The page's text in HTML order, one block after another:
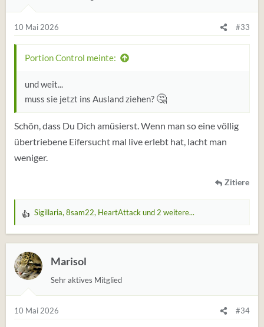
e
n
10 Mai 2026 #33
Portion Control meinte:
und weit...
muss sie jetzt ins Ausland ziehen? 🤔
Schön, dass Du Dich amüsierst. Wenn man so eine völlig
übertriebene Eifersucht mal live erlebt hat, lacht man
weniger.
Zitiere
W
r
t
u
n
e
n
Sigillaria, 8sam22, HeartAttackund 2 weitere...
Marisol
Sehr aktives Mitglied
10 Mai 2026 #34